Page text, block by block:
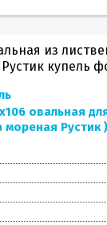
овальная
мореная Рустик )